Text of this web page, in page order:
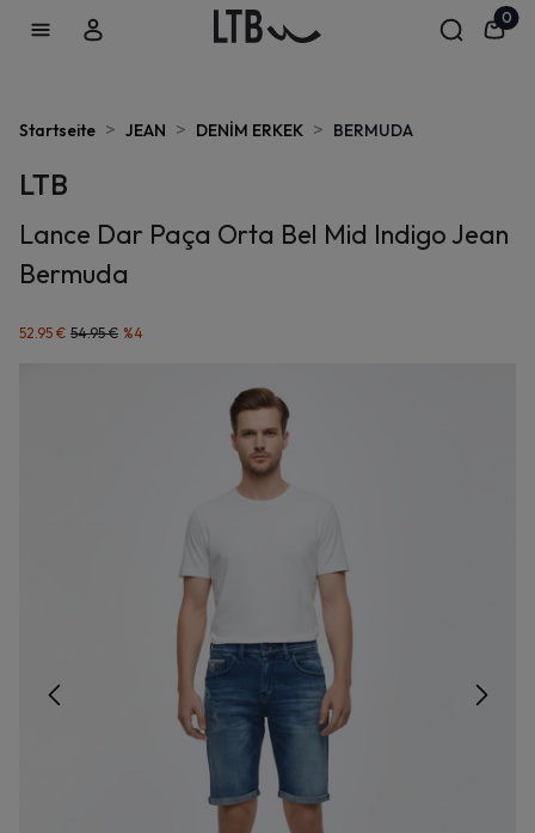
0
Startseite > JEAN > DENİM ERKEK > BERMUDA
LTB
Lance Dar Paça Orta Bel Mid Indigo Jean
Bermuda
52.95 € 54.95 € %4